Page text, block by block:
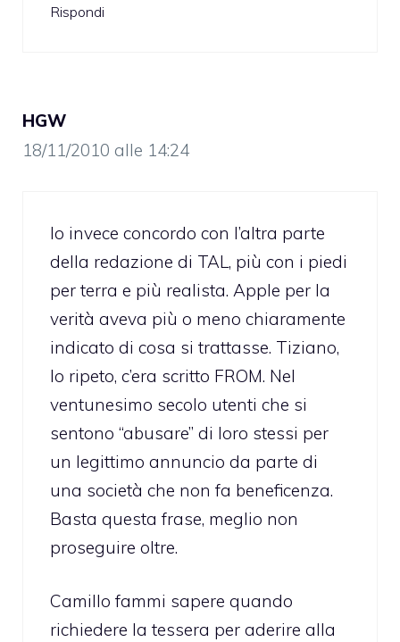
Rispondi
HGW
18/11/2010 alle 14:24
Io invece concordo con l’altra parte
della redazione di TAL, più con i piedi
per terra e più realista. Apple per la
verità aveva più o meno chiaramente
indicato di cosa si trattasse. Tiziano,
lo ripeto, c’era scritto FROM. Nel
ventunesimo secolo utenti che si
sentono “abusare” di loro stessi per
un legittimo annuncio da parte di
una società che non fa beneficenza.
Basta questa frase, meglio non
proseguire oltre.
Camillo fammi sapere quando
richiedere la tessera per aderire alla